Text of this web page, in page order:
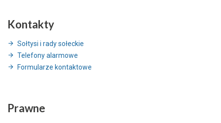
Kontakty
Sołtysi i rady sołeckie
Telefony alarmowe
Formularze kontaktowe
Prawne